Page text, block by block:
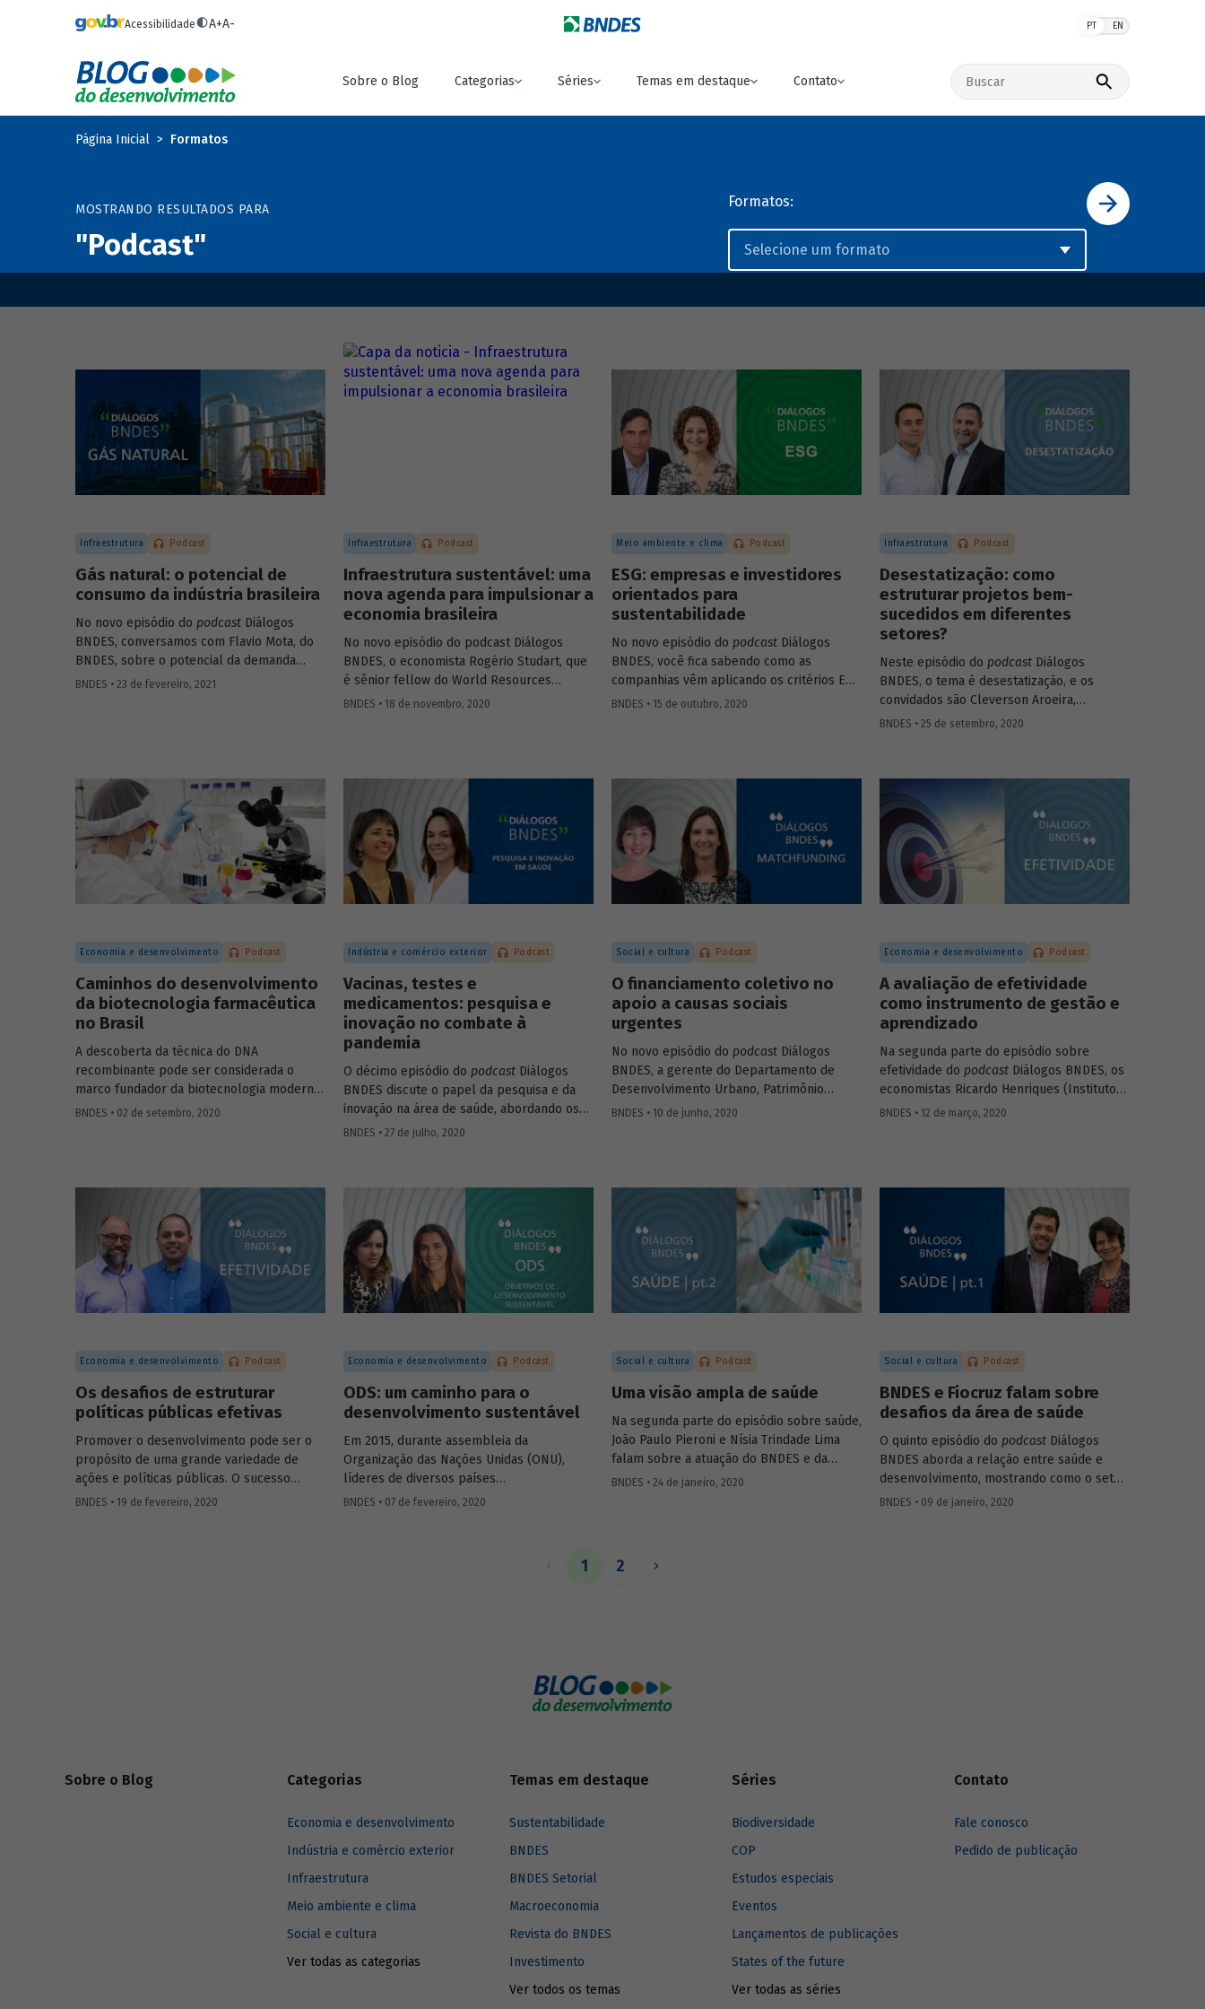
Acessibilidade A+A- PT EN
Sobre o Blog Categorias Séries Temas em destaque Contato
Buscar no site
Página Inicial Formatos
MOSTRANDO RESULTADOS PARA
"Podcast"
Formatos:
Infraestrutura Podcast
Gás natural: o potencial de
consumo da indústria brasileira
No novo episódio do podcast Diálogos
BNDES, conversamos com Flavio Mota, do
BNDES, sobre o potencial da demanda
industrial brasileira por gás natural. A
professor emérito da PUC-Rio e do IME, e
Marco Polo de Mello Lopes, presidente-
executivo do Instituto Aço Brasil.
BNDES • 23 de fevereiro, 2021
Infraestrutura Podcast
Infraestrutura sustentável: uma
nova agenda para impulsionar a
economia brasileira
No novo episódio do podcast Diálogos
BNDES, o economista Rogério Studart, que
é sênior fellow do World Resources
Institute (WRI), e o Diretor de
econômica no Brasil, criando empregos e
melhorando a qualidade de vida da
população.
BNDES • 18 de novembro, 2020
Meio ambiente e clima Podcast
ESG: empresas e investidores
orientados para
sustentabilidade
No novo episódio do podcast Diálogos
BNDES, você fica sabendo como as
companhias vêm aplicando os critérios ESG
– do inglês environmental, social and
Leite (superintendente do BNDES).
BNDES • 15 de outubro, 2020
Infraestrutura Podcast
Desestatização: como
estruturar projetos bem-
sucedidos em diferentes
setores?
Neste episódio do podcast Diálogos
BNDES, o tema é desestatização, e os
convidados são Cleverson Aroeira,
superintendente da Área de Estruturação
International Finance Corporation (IFC), do
falam sobre as diferentes modalidades de
desestatização, os modelos de regulação e
contrato, o processo de estruturação de
projetos e os setores com mais potencial
para os investimentos e parcerias com o
setor privado.
BNDES • 25 de setembro, 2020
Economia e desenvolvimento Podcast
Caminhos do desenvolvimento
da biotecnologia farmacêutica
no Brasil
A descoberta da técnica do DNA
recombinante pode ser considerada o
marco fundador da biotecnologia moderna,
permitindo criar células capazes de
para diagnóstico e de materiais médicos
e odontológicos, assim como em novos
campos como a terapia celular e a terapia
gênica. Entenda como se deu a estratégia
de incorporação da biotecnologia pelo
setor farmacêutico no Brasil.
BNDES • 02 de setembro, 2020
Indústria e comércio exterior Podcast
Vacinas, testes e
medicamentos: pesquisa e
inovação no combate à
pandemia
O décimo episódio do podcast Diálogos
BNDES discute o papel da pesquisa e da
inovação na área de saúde, abordando os
avanços mais recentes no combate à
de Serviços de Saúde do BNDES, Carla Reis,
coordenadora do Laboratório de
Engenharia de Cultivos Celulares (LECC),
Leda Castilho, falam das parcerias
brasileiras para testagem e produção de
vacinas contra o novo coronavírus, e sobre
o teste de diagnóstico desenvolvido pela
com maior precisão e menor custo os
BNDES • 27 de julho, 2020
Social e cultura Podcast
O financiamento coletivo no
apoio a causas sociais
urgentes
No novo episódio do podcast Diálogos
BNDES, a gerente do Departamento de
Desenvolvimento Urbano, Patrimônio
Histórico e Turismo do BNDES Patricia
) no contexto do combate à
pandemia e sobre suas possibilidades
futuras.
BNDES • 10 de junho, 2020
Economia e desenvolvimento Podcast
A avaliação de efetividade
como instrumento de gestão e
aprendizado
Na segunda parte do episódio sobre
efetividade do podcast Diálogos BNDES, os
economistas Ricardo Henriques (Instituto
Unibanco) e Victor Pina (BNDES)
ajustar as iniciativas. Eles discutem ainda
quais são as tendências do tema para os
próximos anos.
BNDES • 12 de março, 2020
Economia e desenvolvimento Podcast
Os desafios de estruturar
políticas públicas efetivas
Promover o desenvolvimento pode ser o
propósito de uma grande variedade de
ações e políticas públicas. O sucesso
dessas ações, no entanto, não é trivial.
BNDES • 19 de fevereiro, 2020
Economia e desenvolvimento Podcast
ODS: um caminho para o
desenvolvimento sustentável
Em 2015, durante assembleia da
Organização das Nações Unidas (ONU),
líderes de diversos países
comprometeram-se com uma ação comum
os ODS. No sexto episódio do podcast
BNDES • 07 de fevereiro, 2020
Social e cultura Podcast
Uma visão ampla de saúde
Na segunda parte do episódio sobre saúde,
João Paulo Pieroni e Nísia Trindade Lima
falam sobre a atuação do BNDES e da
Fiocruz no setor, explicando como as
da saúde.
BNDES • 24 de janeiro, 2020
Social e cultura Podcast
BNDES e Fiocruz falam sobre
desafios da área de saúde
O quinto episódio do podcast Diálogos
BNDES aborda a relação entre saúde e
desenvolvimento, mostrando como o setor
impacta diretamente o bem-estar e a
BNDES • 09 de janeiro, 2020
1 2
Sobre o Blog Categorias
Economia e desenvolvimento
Indústria e comércio exterior
Infraestrutura
Meio ambiente e clima
Social e cultura
Ver todas as categorias
Temas em destaque
Sustentabilidade
BNDES
BNDES Setorial
Macroeconomia
Revista do BNDES
Investimento
Ver todos os temas
Séries
Biodiversidade
COP
Estudos especiais
Eventos
Lançamentos de publicações
States of the future
Ver todas as séries
Contato
Fale conosco
Pedido de publicação